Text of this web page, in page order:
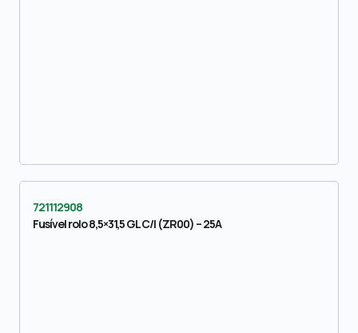
721112908
Fusível rolo 8,5×31,5 GL C/I (ZR00) – 25A